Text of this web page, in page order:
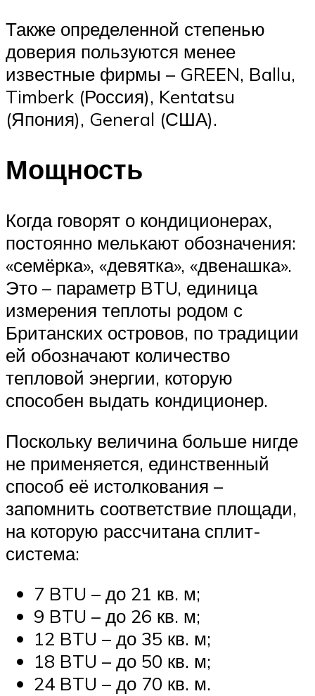
Также определенной степенью
доверия пользуются менее
известные фирмы – GREEN, Ballu,
Timberk (Россия), Kentatsu
(Япония), General (США).
Мощность
Когда говорят о кондиционерах,
постоянно мелькают обозначения:
«семёрка», «девятка», «двенашка».
Это – параметр BTU, единица
измерения теплоты родом с
Британских островов, по традиции
ей обозначают количество
тепловой энергии, которую
способен выдать кондиционер.
Поскольку величина больше нигде
не применяется, единственный
способ её истолкования –
запомнить соответствие площади,
на которую рассчитана сплит-
система:
7 BTU – до 21 кв. м;
9 BTU – до 26 кв. м;
12 BTU – до 35 кв. м;
18 BTU – до 50 кв. м;
24 BTU – до 70 кв. м.